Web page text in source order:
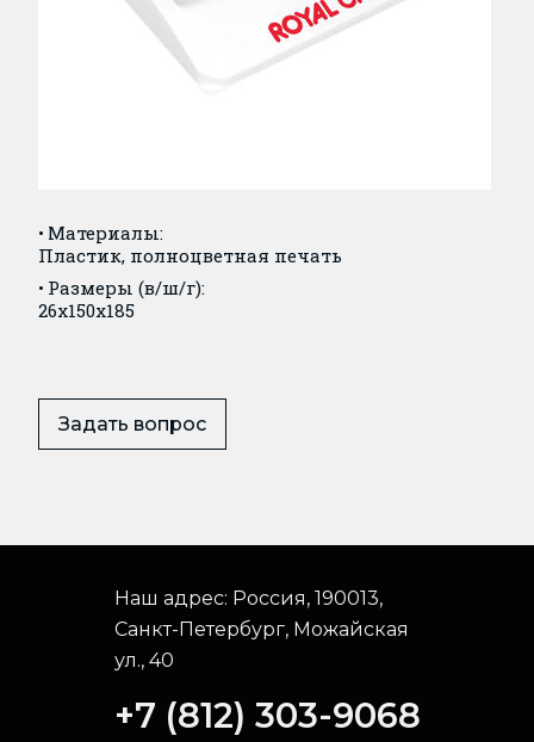
Материалы:
Пластик, полноцветная печать
Размеры (в/ш/г):
26x150x185
Задать вопрос
Наш адрес: Россия, 190013,
Санкт-Петербург, Можайская
ул., 40
+7 (812) 303-9068